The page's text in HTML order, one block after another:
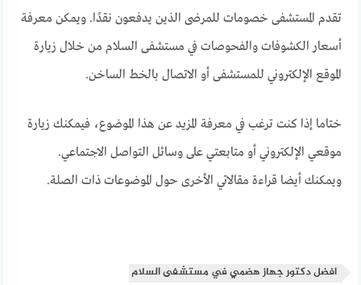
تقدم المستشفى خصومات للمرضى الذين يدفعون نقدًا. ويمكن معرفة
أسعار الكشوفات والفحوصات في مستشفى السلام من خلال زيارة
الموقع الإلكتروني للمستشفى أو الاتصال بالخط الساخن.
ختاما إذا كنت ترغب في معرفة المزيد عن هذا الموضوع، فيمكنك زيارة
موقعي الإلكتروني أو متابعتي على وسائل التواصل الاجتماعي.
ويمكنك أيضا قراءة مقالاتي الأخرى حول الموضوعات ذات الصلة.
افضل دكتور جهاز هضمي في مستشفى السلام